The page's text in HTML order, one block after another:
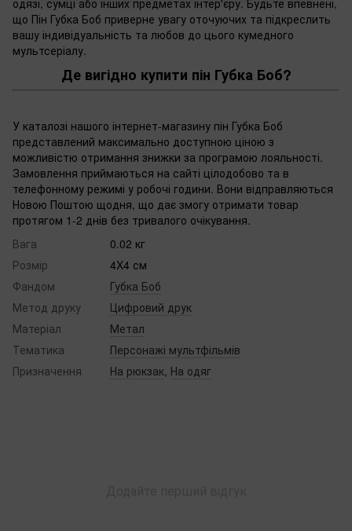
що Пін Губка Боб приверне увагу оточуючих та підкреслить
вашу індивідуальність та любов до цього кумедного
мультсеріалу.
Де вигідно купити пін Губка Боб?
У каталозі нашого інтернет-магазину пін Губка Боб
представлений максимально доступною ціною з
можливістю отримання знижки за програмою лояльності.
Замовлення приймаються на сайті цілодобово та в
телефонному режимі у робочі години. Вони відправляються
Новою Поштою щодня, що дає змогу отримати товар
протягом 1-2 днів без тривалого очікування.
Вага
0.02 кг
Розмір
4X4 см
Фандом
Губка Боб
Метод друку
Цифровий друк
Матеріал
Метал
Тематика
Персонажі мультфільмів
Призначення
На рюкзак, На одяг